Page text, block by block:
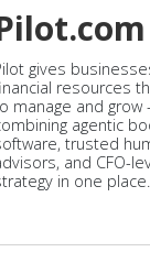
gives
resources
manage and
agentic
trusted
and CFO-
in one place.